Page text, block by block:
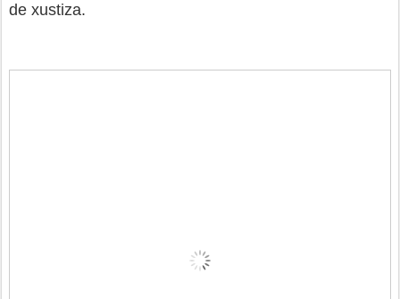
de xustiza.